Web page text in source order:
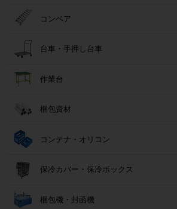
コンベア
台車・手押し台車
作業台
梱包資材
コンテナ・オリコン
保冷カバー・保冷ボックス
梱包機・封函機